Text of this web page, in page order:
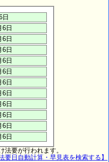
法要が行われます。
日自動計算・早見表を検索する】